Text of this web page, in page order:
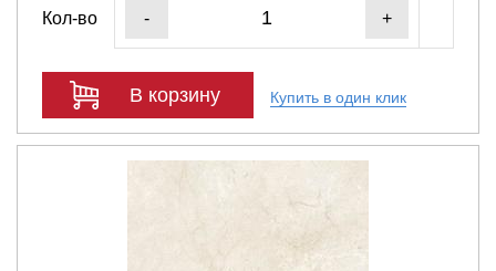
Кол-во - +
В корзину Купить в один клик